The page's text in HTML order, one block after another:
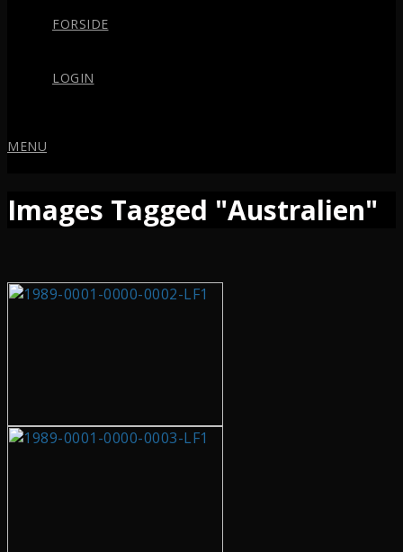
FORSIDE
LOGIN
MENU
Images Tagged "Australien"